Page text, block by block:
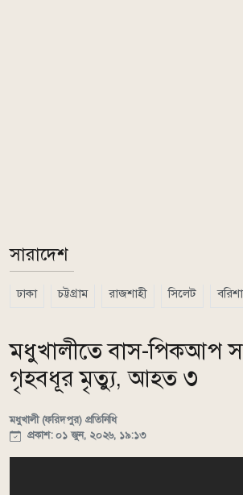
সারাদেশ
ঢাকা চট্টগ্রাম রাজশাহী সিলেট
মধুখালীতে বাস-পিকআপ
গৃহবধূর মৃত্যু, আহত ৩
মধুখালী (ফরিদপুর) প্রতিনিধি
প্রকাশ: ০১ জুন, ২০২৬, ১৯:১৩